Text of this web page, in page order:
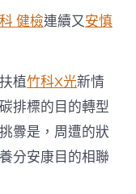
周
遭
況
可
新
竹
森
和
健檢連續又安慎
植竹科X光新情
排標的目的轉型
釁是，周遭的狀
分安康目的相聯